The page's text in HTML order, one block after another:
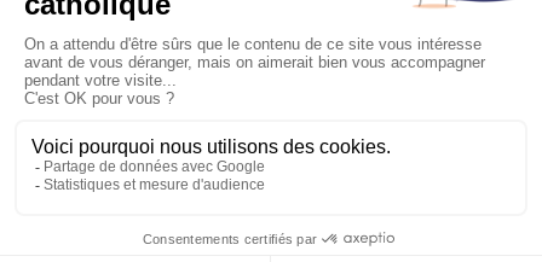
Il y a près d’un an, des malfaiteurs violentaient et
d...